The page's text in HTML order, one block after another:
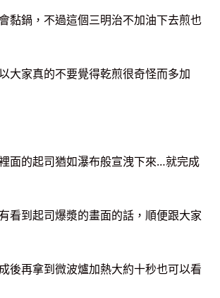
黏鍋，不過這個三明治不加油下去煎也
大家真的不要覺得乾煎很奇怪而多加
面的起司猶如瀑布般宣洩下來…就完成
看到起司爆漿的畫面的話，順便跟大家
後再拿到微波爐加熱大約十秒也可以看